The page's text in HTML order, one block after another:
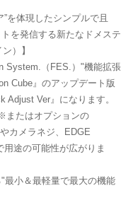
を体現したシンプルで且
を発信する新たなドメステ
）】
System.（FES.）"機能拡張
Cube』のアップデート版
Adjust Ver』になります。
またはオプションの
カメラネジ、EDGE
途の可能性が広がりま
最小＆最軽量で最大の機能